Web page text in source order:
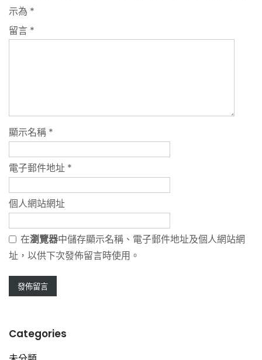
示為 *
留言 *
顯示名稱 *
電子郵件地址 *
個人網站網址
在瀏覽器中儲存顯示名稱、電子郵件地址及個人網站網
址，以供下次發佈留言時使用。
Categories